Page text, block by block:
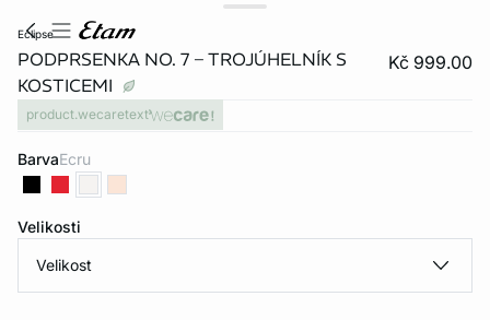
eclipse
PODPRSENKA NO. 7 – TROJÚHELNÍK S
KOSTICEMI
Kč 999.00
product.wecaretext
Barva ecru
Velikosti
Velikost